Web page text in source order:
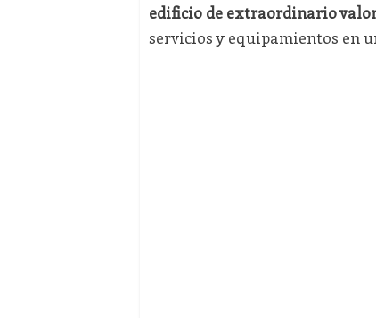
edificio de extraordinario
servicios y equipamientos en